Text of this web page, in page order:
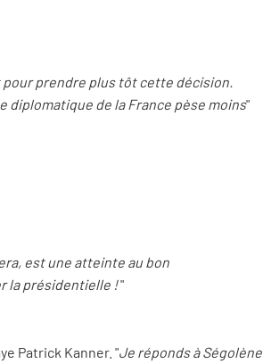
pour prendre plus tôt cette décision.
diplomatique de la France pèse moins"
est une atteinte au bon
la présidentielle !"
Patrick Kanner. "Je réponds à Ségolène